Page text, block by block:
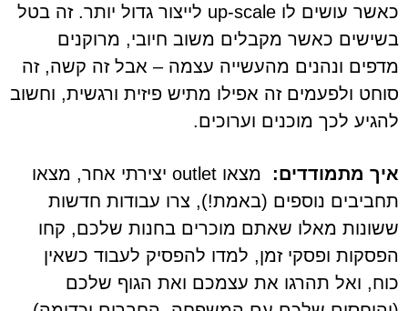
כאשר עושים לו up-scale לייצור גדול יותר. זה בטל
בשישים כאשר מקבלים משוב חיובי, מרוקנים
מדפים ונהנים מהעשייה עצמה – אבל זה קשה, זה
סוחט ולפעמים זה אפילו מתיש פיזית ורגשית, וחשוב
להגיע לכך מוכנים וערוכים.
איך מתמודדים:
מצאו outlet יצירתי אחר, מצאו
תחביבים נוספים (באמת!), צרו עבודות חדשות
ששונות מאלו שאתם מוכרים בחנות שלכם, קחו
הפסקות ופסקי זמן, למדו להפסיק לעבוד כשאין
כוח, ואל תהרגו את עצמכם ואת הגוף שלכם